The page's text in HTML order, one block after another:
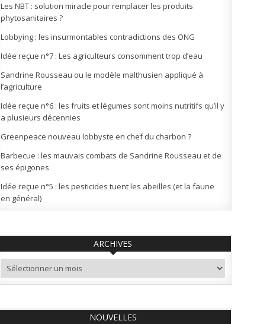
Les NBT : solution miracle pour remplacer les produits
phytosanitaires ?
Lobbying : les insurmontables contradictions des ONG
Idée reçue n°7 : Les agriculteurs consomment trop d’eau
Sandrine Rousseau ou le modèle malthusien appliqué à
l’agriculture
Idée reçue n°6 : les fruits et légumes sont moins nutritifs qu’il y
a plusieurs décennies
Greenpeace nouveau lobbyste en chef du charbon ?
Barbecue : les mauvais combats de Sandrine Rousseau et de
ses épigones
Idée reçue n°5 : les pesticides tuent les abeilles (et la faune
en général)
ARCHIVES
Archives
NOUVELLES